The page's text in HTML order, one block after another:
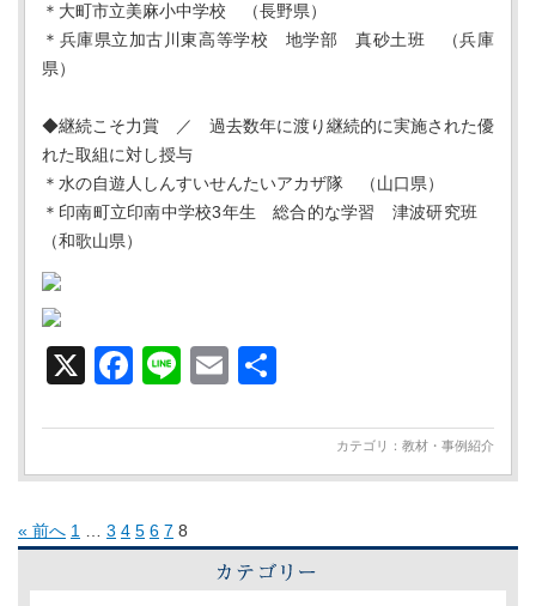
＊大町市立美麻小中学校 （長野県）
＊兵庫県立加古川東高等学校 地学部 真砂土班 （兵庫
県）
◆継続こそ力賞 ／ 過去数年に渡り継続的に実施された優
れた取組に対し授与
＊水の自遊人しんすいせんたいアカザ隊 （山口県）
＊印南町立印南中学校3年生 総合的な学習 津波研究班
（和歌山県）
X Facebook
LineEmail
カテゴリ： 教材・事例紹介
« 前へ 1 … 3 4 5 6 7 8